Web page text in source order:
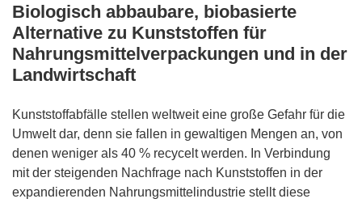
Biologisch abbaubare, biobasierte
Alternative zu Kunststoffen für
Nahrungsmittelverpackungen und in der
Landwirtschaft
Kunststoffabfälle stellen weltweit eine große Gefahr für die
Umwelt dar, denn sie fallen in gewaltigen Mengen an, von
denen weniger als 40 % recycelt werden. In Verbindung
mit der steigenden Nachfrage nach Kunststoffen in der
expandierenden Nahrungsmittelindustrie stellt diese